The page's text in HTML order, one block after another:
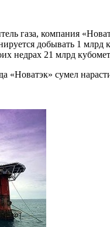
газа, компания
добывать 1
недрах 21 млрд
«Новатэк» сумел